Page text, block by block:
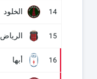
14 الخلود
15 الرياض
16 أبها